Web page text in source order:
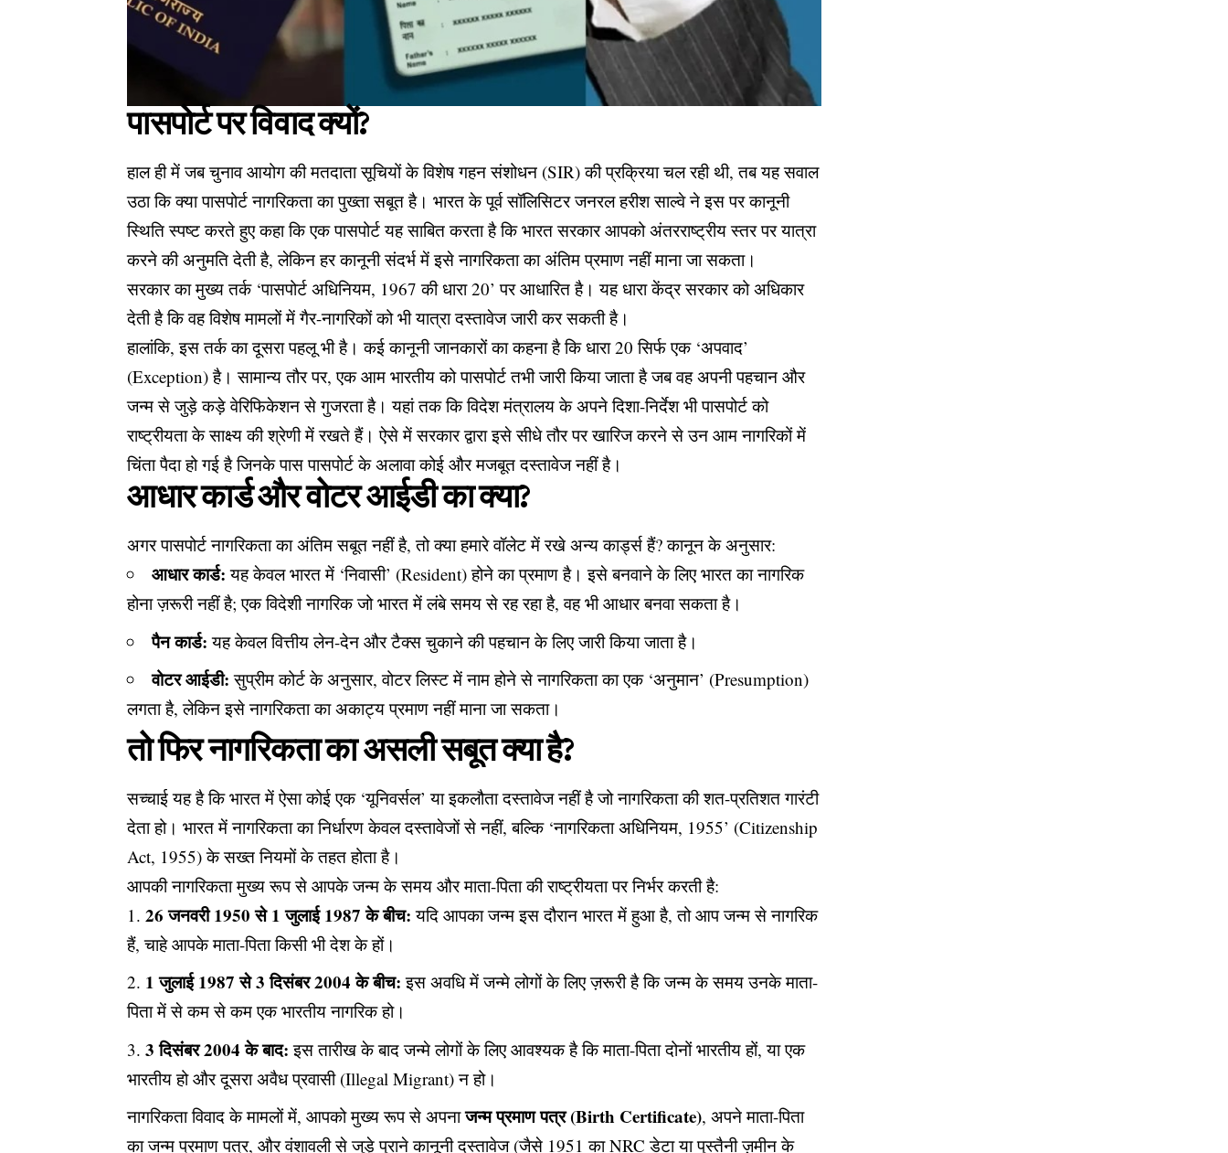
​पासपोर्ट पर विवाद क्यों?
​हाल ही में जब चुनाव आयोग की मतदाता सूचियों के विशेष गहन संशोधन (SIR) की प्रक्रिया चल रही थी, तब यह सवाल
उठा कि क्या पासपोर्ट नागरिकता का पुख्ता सबूत है। भारत के पूर्व सॉलिसिटर जनरल हरीश साल्वे ने इस पर कानूनी
स्थिति स्पष्ट करते हुए कहा कि एक पासपोर्ट यह साबित करता है कि भारत सरकार आपको अंतरराष्ट्रीय स्तर पर यात्रा
करने की अनुमति देती है, लेकिन हर कानूनी संदर्भ में इसे नागरिकता का अंतिम प्रमाण नहीं माना जा सकता।
​सरकार का मुख्य तर्क ‘पासपोर्ट अधिनियम, 1967 की धारा 20’ पर आधारित है। यह धारा केंद्र सरकार को अधिकार
देती है कि वह विशेष मामलों में गैर-नागरिकों को भी यात्रा दस्तावेज जारी कर सकती है।
​हालांकि, इस तर्क का दूसरा पहलू भी है। कई कानूनी जानकारों का कहना है कि धारा 20 सिर्फ एक ‘अपवाद’
(Exception) है। सामान्य तौर पर, एक आम भारतीय को पासपोर्ट तभी जारी किया जाता है जब वह अपनी पहचान और
जन्म से जुड़े कड़े वेरिफिकेशन से गुजरता है। यहां तक कि विदेश मंत्रालय के अपने दिशा-निर्देश भी पासपोर्ट को
राष्ट्रीयता के साक्ष्य की श्रेणी में रखते हैं। ऐसे में सरकार द्वारा इसे सीधे तौर पर खारिज करने से उन आम नागरिकों में
चिंता पैदा हो गई है जिनके पास पासपोर्ट के अलावा कोई और मजबूत दस्तावेज नहीं है।
​आधार कार्ड और वोटर आईडी का क्या?
​अगर पासपोर्ट नागरिकता का अंतिम सबूत नहीं है, तो क्या हमारे वॉलेट में रखे अन्य कार्ड्स हैं? कानून के अनुसार:
आधार कार्ड: यह केवल भारत में ‘निवासी’ (Resident) होने का प्रमाण है। इसे बनवाने के लिए भारत का नागरिक
होना ज़रूरी नहीं है; एक विदेशी नागरिक जो भारत में लंबे समय से रह रहा है, वह भी आधार बनवा सकता है।
पैन कार्ड: यह केवल वित्तीय लेन-देन और टैक्स चुकाने की पहचान के लिए जारी किया जाता है।
वोटर आईडी: सुप्रीम कोर्ट के अनुसार, वोटर लिस्ट में नाम होने से नागरिकता का एक ‘अनुमान’ (Presumption)
लगता है, लेकिन इसे नागरिकता का अकाट्य प्रमाण नहीं माना जा सकता।
​तो फिर नागरिकता का असली सबूत क्या है?
​सच्चाई यह है कि भारत में ऐसा कोई एक ‘यूनिवर्सल’ या इकलौता दस्तावेज नहीं है जो नागरिकता की शत-प्रतिशत गारंटी
देता हो। भारत में नागरिकता का निर्धारण केवल दस्तावेजों से नहीं, बल्कि ‘नागरिकता अधिनियम, 1955’ (Citizenship
Act, 1955) के सख्त नियमों के तहत होता है।
​आपकी नागरिकता मुख्य रूप से आपके जन्म के समय और माता-पिता की राष्ट्रीयता पर निर्भर करती है:
26 जनवरी 1950 से 1 जुलाई 1987 के बीच: यदि आपका जन्म इस दौरान भारत में हुआ है, तो आप जन्म से नागरिक
हैं, चाहे आपके माता-पिता किसी भी देश के हों।
1 जुलाई 1987 से 3 दिसंबर 2004 के बीच: इस अवधि में जन्मे लोगों के लिए ज़रूरी है कि जन्म के समय उनके माता-
पिता में से कम से कम एक भारतीय नागरिक हो।
3 दिसंबर 2004 के बाद: इस तारीख के बाद जन्मे लोगों के लिए आवश्यक है कि माता-पिता दोनों भारतीय हों, या एक
भारतीय हो और दूसरा अवैध प्रवासी (Illegal Migrant) न हो।
​नागरिकता विवाद के मामलों में, आपको मुख्य रूप से अपनाजन्म प्रमाण पत्र (Birth Certificate), अपने माता-पिता
का जन्म प्रमाण पत्र, और वंशावली से जुड़े पुराने कानूनी दस्तावेज (जैसे 1951 का NRC डेटा या पुस्तैनी ज़मीन के